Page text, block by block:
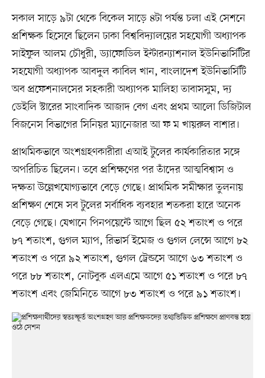
সকাল সাড়ে ৯টা থেকে বিকেল সাড়ে ৪টা পর্যন্ত চলা এই সেশনে
প্রশিক্ষক হিসেবে ছিলেন ঢাকা বিশ্ববিদ্যালয়ের সহযোগী অধ্যাপক
সাইফুল আলম চৌধুরী, ড্যাফোডিল ইন্টারন্যাশনাল ইউনিভার্সিটির
সহযোগী অধ্যাপক আবদুল কাবিল খান, বাংলাদেশ ইউনিভার্সিটি
অব প্রফেশনালসের সহকারী অধ্যাপক মালিহা তাবাসসুম, দ্য
ডেইলি স্টারের সাংবাদিক আজাদ বেগ এবং প্রথম আলো ডিজিটাল
বিজনেস বিভাগের সিনিয়র ম্যানেজার আ ফ ম খায়রুল বাশার।
প্রাথমিকভাবে অংশগ্রহণকারীরা এআই টুলের কার্যকারিতার সঙ্গে
অপরিচিত ছিলেন। তবে প্রশিক্ষণের পর তাঁদের আত্মবিশ্বাস ও
দক্ষতা উল্লেখযোগ্যভাবে বেড়ে গেছে। প্রাথমিক সমীক্ষার তুলনায়
প্রশিক্ষণ শেষে সব টুলের সর্বাধিক ব্যবহার শতকরা হারে অনেক
বেড়ে গেছে। যেখানে পিনপয়েন্টে আগে ছিল ৫২ শতাংশ ও পরে
৮৭ শতাংশ, গুগল ম্যাপ, রিভার্স ইমেজ ও গুগল লেন্সে আগে ৮২
শতাংশ ও পরে ৯২ শতাংশ, গুগল ট্রেন্ডসে আগে ৬৩ শতাংশ ও
পরে ৮৮ শতাংশ, নোটবুক এলএমে আগে ৫১ শতাংশ ও পরে ৮৭
শতাংশ এবং জেমিনিতে আগে ৮৩ শতাংশ ও পরে ৯১ শতাংশ।